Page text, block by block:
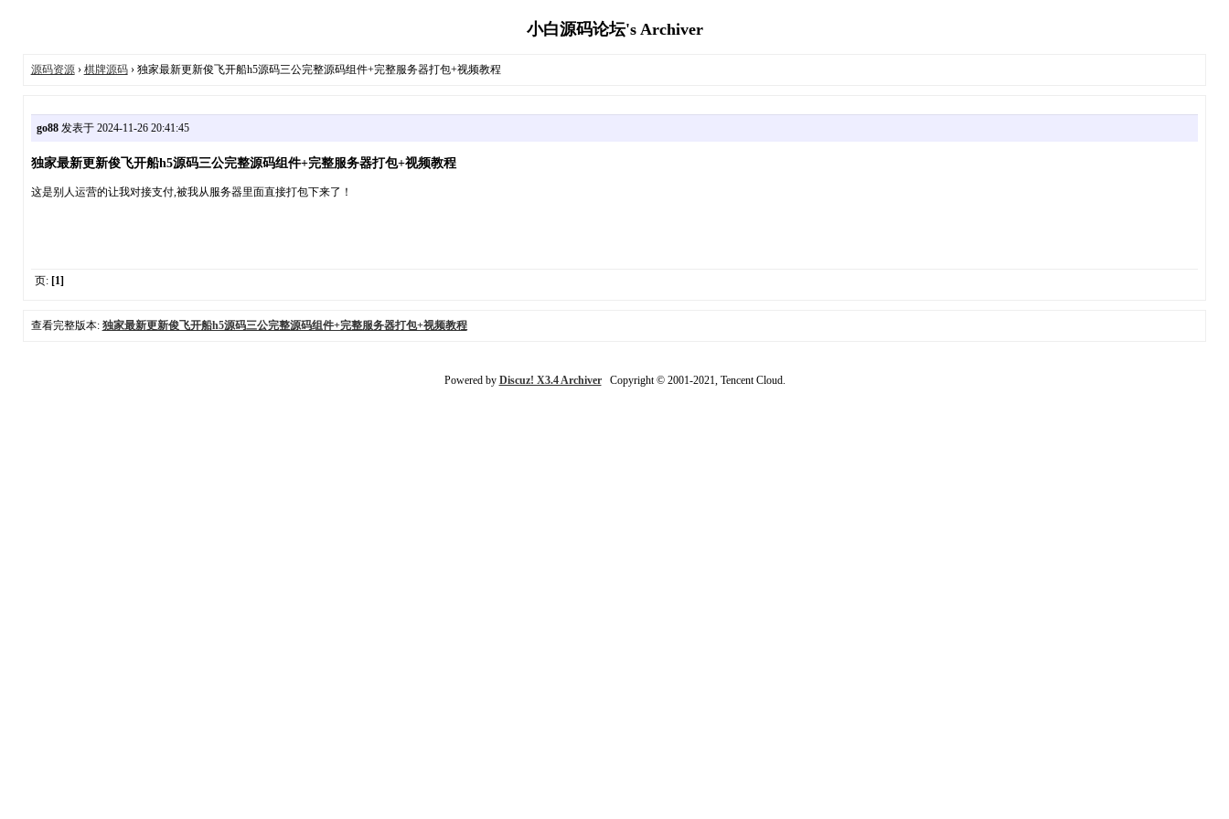
小白源码论坛's Archiver
源码资源› 棋牌源码› 独家最新更新俊飞开船h5源码三公完整源码组件+完整服务器打包+视频教程
go88发表于 2024-11-26 20:41:45
独家最新更新俊飞开船h5源码三公完整源码组件+完整服务器打包+视频教程
这是别人运营的让我对接支付,被我从服务器里面直接打包下来了！
页: [1]
查看完整版本: 独家最新更新俊飞开船h5源码三公完整源码组件+完整服务器打包+视频教程
Powered by Discuz! X3.4 ArchiverCopyright © 2001-2021, Tencent Cloud.